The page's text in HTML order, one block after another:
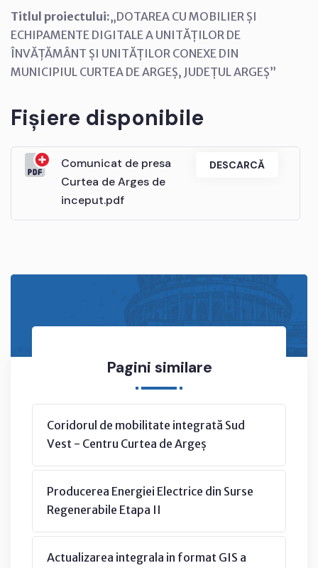
Titlul proiectului:„DOTAREA CU MOBILIER ȘI
ECHIPAMENTE DIGITALE A UNITĂȚILOR DE
ÎNVĂȚĂMÂNT ȘI UNITĂȚILOR CONEXE DIN
MUNICIPIUL CURTEA DE ARGEȘ, JUDEȚUL ARGEȘ”
Fișiere disponibile
Comunicat de presa
Curtea de Arges de
inceput.pdf
DESCARCĂ
Pagini similare
Coridorul de mobilitate integrată Sud
Vest - Centru Curtea de Argeș
Producerea Energiei Electrice din Surse
Regenerabile Etapa II
Actualizarea integrala in format GIS a